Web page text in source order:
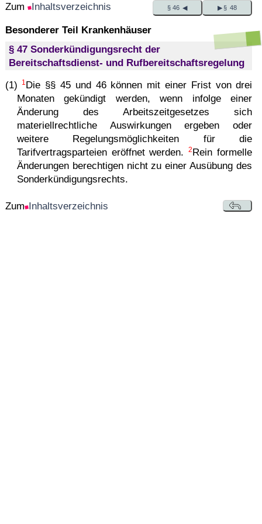
Zum Inhaltsverzeichnis § 46 ◀ ▶ § 48
Besonderer Teil Krankenhäuser
§ 47 Sonderkündigungsrecht der
Bereitschaftsdienst- und Rufbereitschaftsregelung
(1)
1 Die §§ 45 und 46 können mit einer Frist von drei
Monaten gekündigt werden, wenn infolge einer
Änderung des Arbeitszeitgesetzes sich
materiellrechtliche Auswirkungen ergeben oder
weitere Regelungsmöglichkeiten für die
Tarifvertragsparteien eröffnet werden.2Rein formelle
Änderungen berechtigen nicht zu einer Ausübung des
Sonderkündigungsrechts.
Zum Inhaltsverzeichnis